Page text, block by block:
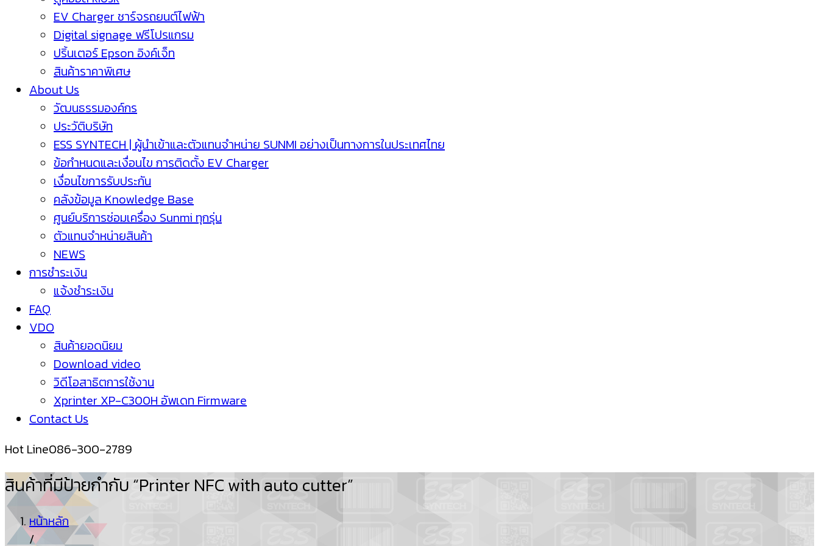
EV Charger ชาร์จรถยนต์ไฟฟ้า
Digital signage ฟรีโปรแกรม
ปริ้นเตอร์ Epson อิงค์เจ็ท
สินค้าราคาพิเศษ
About Us
วัฒนธรรมองค์กร
ประวัติบริษัท
ESS SYNTECH | ผู้นำเข้าและตัวแทนจำหน่าย SUNMI อย่างเป็นทางการในประเทศไทย
ข้อกำหนดและเงื่อนไข การติดตั้ง EV Charger
เงื่อนไขการรับประกัน
คลังข้อมูล Knowledge Base
ศูนย์บริการซ่อมเครื่อง Sunmi ทุกรุ่น
ตัวแทนจำหน่ายสินค้า
NEWS
การชำระเงิน
แจ้งชำระเงิน
FAQ
VDO
สินค้ายอดนิยม
Download video
วิดีโอสาธิตการใช้งาน
Xprinter XP-C300H อัพเดท Firmware
Contact Us
Hot Line086-300-2789
สินค้าที่มีป้ายกำกับ “Printer NFC with auto cutter”
หน้าหลัก
/